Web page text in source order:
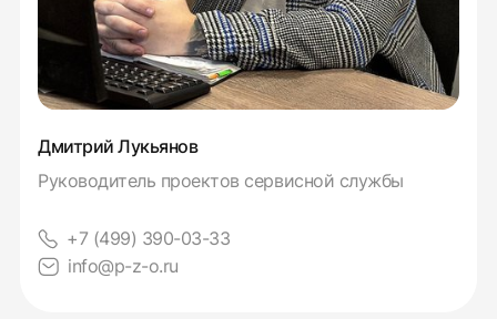
Дмитрий Лукьянов
Руководитель проектов сервисной службы
+7 (499) 390-03-33
info@p-z-o.ru